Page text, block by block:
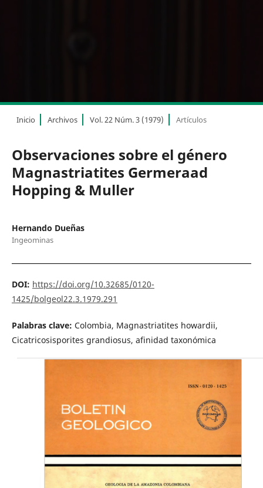
Inicio Archivos Vol. 22 Núm. 3 (1979) Artículos
Observaciones sobre el género
Magnastriatites Germeraad
Hopping & Muller
Hernando Dueñas
Ingeominas
DOI: https://doi.org/10.32685/0120-
1425/bolgeol22.3.1979.291
Palabras clave: Colombia, Magnastriatites howardii,
Cicatricosisporites gran­diosus, afinidad taxonómica